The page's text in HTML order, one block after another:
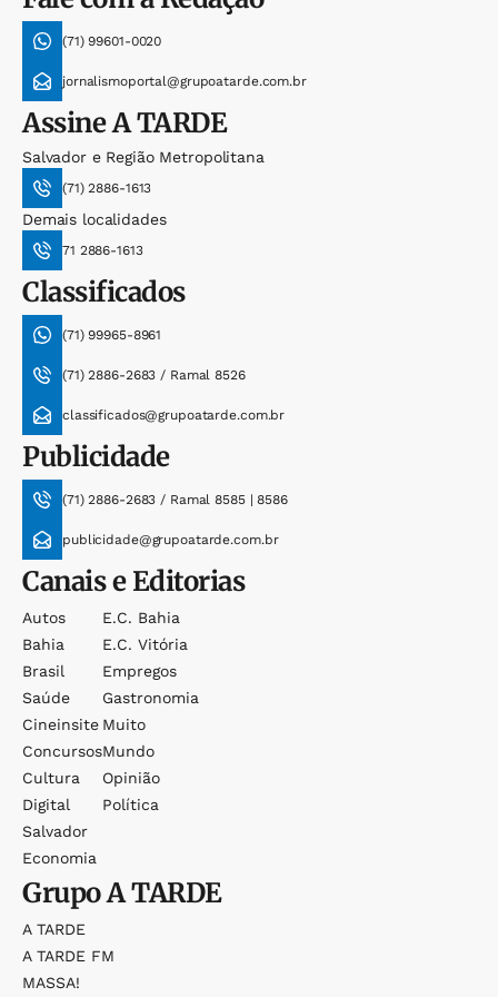
(71) 99601-0020
jornalismoportal@grupoatarde.com.br
AssineA TARDE
Salvador e Região Metropolitana
(71) 2886-1613
Demais localidades
71 2886-1613
Classificados
(71) 99965-8961
(71) 2886-2683 / Ramal 8526
classificados@grupoatarde.com.br
Publicidade
(71) 2886-2683 / Ramal 8585 | 8586
publicidade@grupoatarde.com.br
Canais e Editorias
Autos
Bahia
Brasil
Saúde
Cineinsite
Concursos
Cultura
Digital
Salvador
Economia
E.c. Bahia
E.c. Vitória
Empregos
Gastronomia
Muito
Mundo
Opinião
Política
GrupoA TARDE
A TARDE
A TARDE FM
MASSA!